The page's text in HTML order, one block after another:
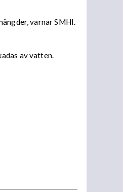
varnar SMHI.
av vatten.